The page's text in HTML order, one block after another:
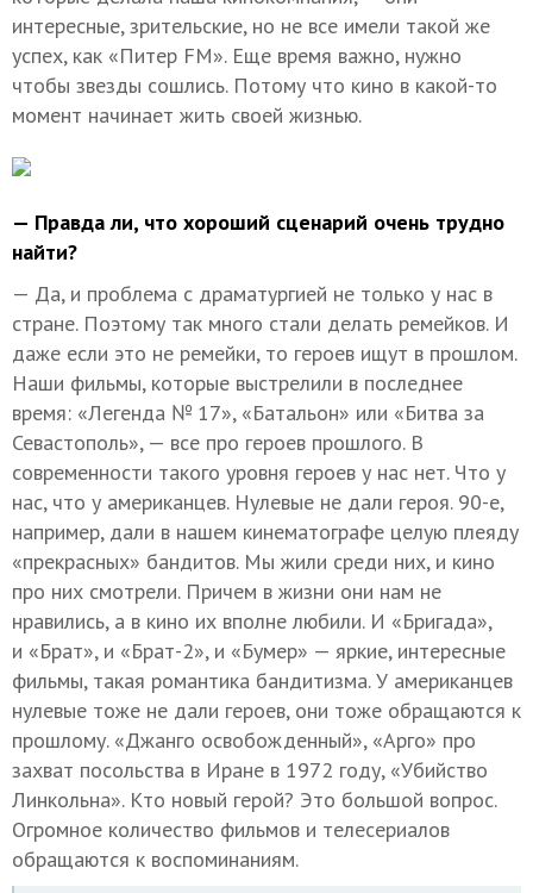
интересные, зрительские, но не все имели такой же
успех, как «Питер FM». Еще время важно, нужно
чтобы звезды сошлись. Потому что кино в какой-то
момент начинает жить своей жизнью.
— Правда ли, что хороший сценарий очень трудно
найти?
— Да, и проблема с драматургией не только у нас в
стране. Поэтому так много стали делать ремейков. И
даже если это не ремейки, то героев ищут в прошлом.
Наши фильмы, которые выстрелили в последнее
время: «Легенда № 17», «Батальон» или «Битва за
Севастополь», — все про героев прошлого. В
современности такого уровня героев у нас нет. Что у
нас, что у американцев. Нулевые не дали героя. 90-е,
например, дали в нашем кинематографе целую плеяду
«прекрасных» бандитов. Мы жили среди них, и кино
про них смотрели. Причем в жизни они нам не
нравились, а в кино их вполне любили. И «Бригада»,
и «Брат», и «Брат-2», и «Бумер» — яркие, интересные
фильмы, такая романтика бандитизма. У американцев
нулевые тоже не дали героев, они тоже обращаются к
прошлому. «Джанго освобожденный», «Арго» про
захват посольства в Иране в 1972 году, «Убийство
Линкольна». Кто новый герой? Это большой вопрос.
Огромное количество фильмов и телесериалов
обращаются к воспоминаниям.